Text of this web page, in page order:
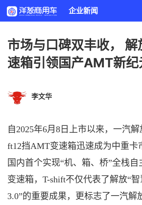
企业新闻
市场与口碑双丰收，
速箱引领国产AMT新纪
李文华
自 2025年6月8日上市以来，一汽
ft12挡AMT变速箱迅速成为中重卡
国内首个实现“机、箱、桥”全栈
变速箱，T-shift不仅代表了解放“
3.0”的重要成果，更标志了一汽解